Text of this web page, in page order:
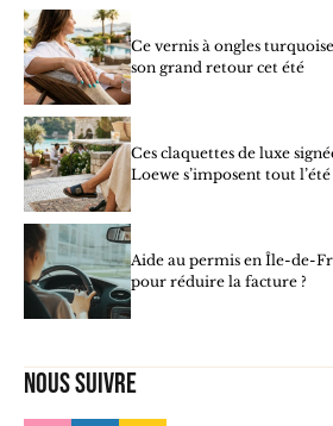
Ce vernis à ongles
son grand retour cet été
Ces claquettes de luxe
Loewe s’imposent tout l’été
Aide au permis en Île-de-
pour réduire la facture ?
Nous suivre